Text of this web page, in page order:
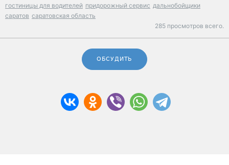
гостиницы для водителей придорожный сервис дальнобойщики
саратов саратовская область
285 просмотров всего.
ОБСУДИТЬ